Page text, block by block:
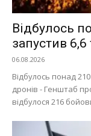
Відбулось
запустив
06.08.2026
Відбулось понад
дронів - Генштаб
відбулося 216